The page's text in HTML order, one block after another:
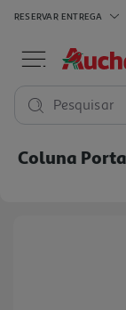
RESERVAR ENTREGA
Pesquisar
Coluna